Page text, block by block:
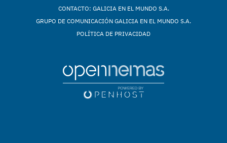
CONTACTO: GALICIA EN EL MUNDO S.A.
GRUPO DE COMUNICACIÓN GALICIA EN EL MUNDO S.A.
POLÍTICA DE PRIVACIDAD